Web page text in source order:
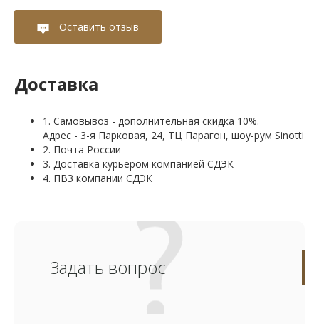
Оставить отзыв
Доставка
1. Самовывоз - дополнительная скидка 10%.
Адрес - 3-я Парковая, 24, ТЦ Парагон, шоу-рум Sinotti
2. Почта России
3. Доставка курьером компанией СДЭК
4. ПВЗ компании СДЭК
Задать вопрос